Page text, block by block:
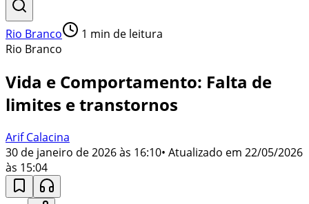
Rio Branco 1 min de leitura
Rio Branco
Vida e Comportamento: Falta de
limites e transtornos
Arif Calacina
30 de janeiro de 2026 às 16:10• Atualizado em 22/05/2026
às 15:04